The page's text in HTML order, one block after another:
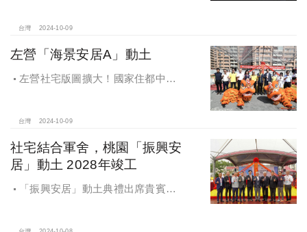
台灣 2024-10-09
左營「海景安居A」動土
左營社宅版圖擴大！國家住都中心
台灣 2024-10-09
社宅結合軍舍，桃園「振興安
居」動土 2028年竣工
「振興安居」動土典禮出席貴賓有